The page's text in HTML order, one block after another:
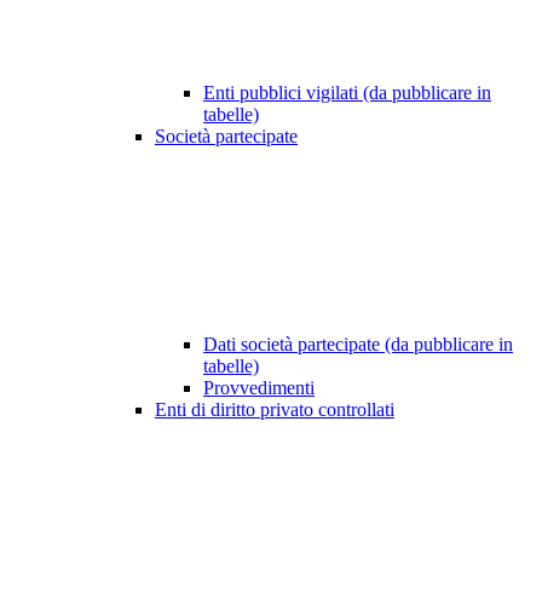
Enti pubblici vigilati (da pubblicare in
tabelle)
Società partecipate
Dati società partecipate (da pubblicare in
tabelle)
Provvedimenti
Enti di diritto privato controllati